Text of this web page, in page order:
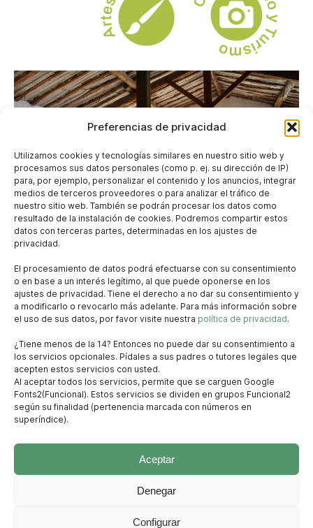
Preferencias de privacidad
Utilizamos cookies y tecnologías similares en nuestro sitio web y
procesamos sus datos personales (como p. ej. su dirección de IP)
para, por ejemplo, personalizar el contenido y los anuncios, integrar
medios de terceros proveedores o para analizar el tráfico de
nuestro sitio web. También se podrán procesar los datos como
resultado de la instalación de cookies. Podremos compartir estos
datos con terceras partes, determinadas en los ajustes de
privacidad.
El procesamiento de datos podrá efectuarse con su consentimiento
o en base a un interés legítimo, al que puede oponerse en los
ajustes de privacidad. Tiene el derecho a no dar su consentimiento y
a modificarlo o revocarlo más adelante. Para más información sobre
el uso de sus datos, por favor visite nuestra política de privacidad.
¿Tiene menos de la 14? Entonces no puede dar su consentimiento a
los servicios opcionales. Pídales a sus padres o tutores legales que
acepten estos servicios con usted.
Al aceptar todos los servicios, permite que se carguen Google
Fonts2(Funcional). Estos servicios se dividen en grupos Funcional2
según su finalidad (pertenencia marcada con números en
superíndice).
Aceptar
Denegar
Configurar
· Ctra. de Nalda 1, 26190, Nalda (La
Rioja)
· hola@espaciocomun.es
· (+34) 680 682 958
www.espaciocomun.es
Instagram